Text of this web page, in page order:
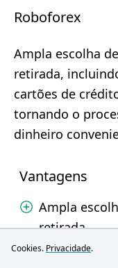
Roboforex
Ampla escolha
retirada,
cartões de
tornando o
dinheiro
Vantagens
Ampla
retirada
Sem
Cookies. Privacidade.